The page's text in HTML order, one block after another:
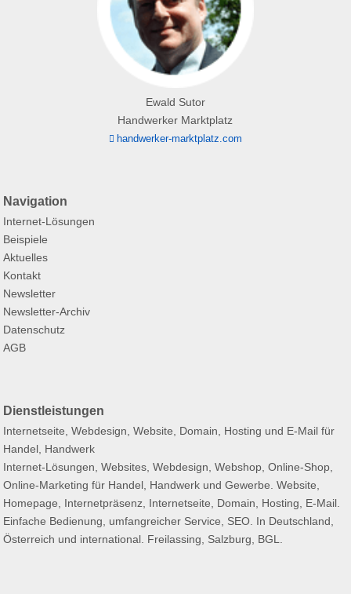
Ewald Sutor
Handwerker Marktplatz
handwerker-marktplatz.com
Navigation
Internet-Lösungen
Beispiele
Aktuelles
Kontakt
Newsletter
Newsletter-Archiv
Datenschutz
AGB
Dienstleistungen
Internetseite, Webdesign, Website, Domain, Hosting und E-Mail für
Handel, Handwerk
Internet-Lösungen, Websites, Webdesign, Webshop, Online-Shop,
Online-Marketing für Handel, Handwerk und Gewerbe. Website,
Homepage, Internetpräsenz, Internetseite, Domain, Hosting, E-Mail.
Einfache Bedienung, umfangreicher Service, SEO. In Deutschland,
Österreich und international. Freilassing, Salzburg, BGL.